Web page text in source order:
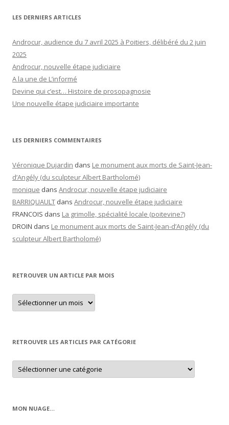
LES DERNIERS ARTICLES
Androcur, audience du 7 avril 2025 à Poitiers, délibéré du 2 juin
2025
Androcur, nouvelle étape judiciaire
A la une de L’informé
Devine qui c’est… Histoire de prosopagnosie
Une nouvelle étape judiciaire importante
LES DERNIERS COMMENTAIRES
Véronique Dujardin dans Le monument aux morts de Saint-Jean-
d’Angély (du sculpteur Albert Bartholomé)
monique dans Androcur, nouvelle étape judiciaire
BARRIQUAULT dans Androcur, nouvelle étape judiciaire
FRANCOIS dans La grimolle, spécialité locale (poitevine?)
DROIN dans Le monument aux morts de Saint-Jean-d’Angély (du
sculpteur Albert Bartholomé)
RETROUVER UN ARTICLE PAR MOIS
Retrouver
un
article
RETROUVER LES ARTICLES PAR CATÉGORIE
Retrouver
les
articles
MON NUAGE…